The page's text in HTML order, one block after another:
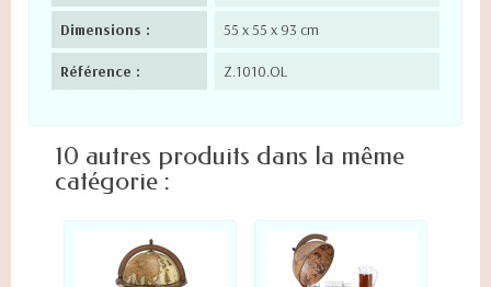
Dimensions : 55 x 55 x 93 cm
Référence : Z.1010.OL
10 autres produits dans la même
catégorie :